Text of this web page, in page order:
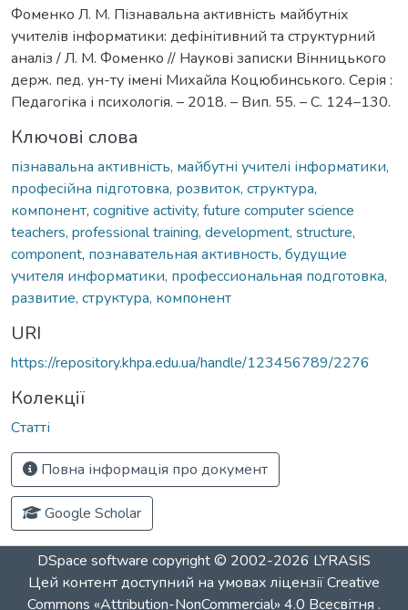
Фоменко Л. М. Пізнавальна активність майбутніх
учителів інформатики: дефінітивний та структурний
аналіз / Л. М. Фоменко // Наукові записки Вінницького
держ. пед. ун-ту імені Михайла Коцюбинського. Серія :
Педагогіка і психологія. – 2018. – Вип. 55. – С. 124–130.
Ключові слова
пізнавальна активність, майбутні учителі інформатики,
професійна підготовка, розвиток, структура,
компонент, cognitive activity, future computer science
teachers, professional training, development, structure,
component, познавательная активность, будущие
учителя информатики, профессиональная подготовка,
развитие, структура, компонент
URI
https://repository.khpa.edu.ua/handle/123456789/2276
Колекції
Статті
Повна інформація про документ
Google Scholar
DSpace software copyright © 2002-2026 LYRASIS
Цей контент доступний на умовах ліцензіїCreative
Commons «Attribution-NonCommercial» 4.0 Всесвітня .